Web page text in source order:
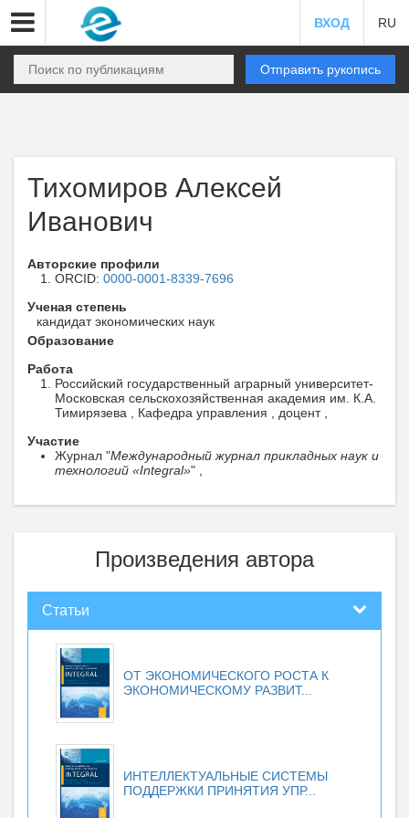
ВХОД RU
Отправить рукопись
Тихомиров Алексей
Иванович
Авторские профили
ORCID: 0000-0001-8339-7696
Ученая степень
кандидат экономических наук
Образование
Работа
Российский государственный аграрный университет-
Московская сельскохозяйственная академия им. К.А.
Тимирязева , Кафедра управления , доцент ,
Участие
Журнал "Международный журнал прикладных наук и
технологий «Integral»" ,
Произведения автора
Статьи
ОТ ЭКОНОМИЧЕСКОГО РОСТА К
ЭКОНОМИЧЕСКОМУ РАЗВИТ...
ИНТЕЛЛЕКТУАЛЬНЫЕ СИСТЕМЫ
ПОДДЕРЖКИ ПРИНЯТИЯ УПР...